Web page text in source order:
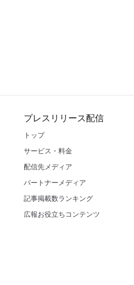
プレスリリース配信
トップ
サービス・料金
配信先メディア
パートナーメディア
記事掲載数ランキング
広報お役立ちコンテンツ